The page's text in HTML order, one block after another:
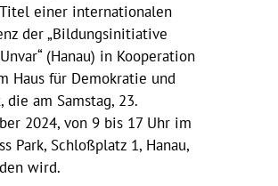
einer internationalen
der „Bildungsinitiative
(Hanau) in Kooperation
Haus für Demokratie und
die am Samstag, 23.
2024, von 9 bis 17 Uhr im
Park, Schloßplatz 1, Hanau,
wird.